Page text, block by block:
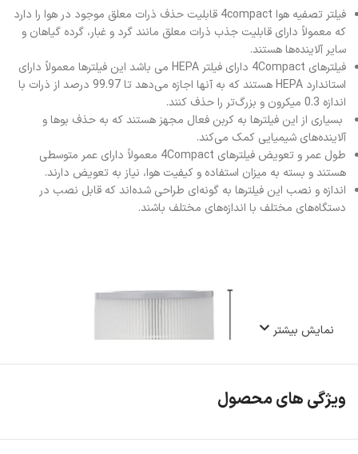
فیلتر تصفیه هوا 4compact قابلیت حذف ذرات معلق موجود در هوا را دارد
که معمولاً دارای قابلیت جذب ذرات معلق مانند گرد و غبار، گرده گیاهان و
سایر آلاینده‌ها هستند.
فیلترهای 4Compact دارای فیلتر HEPA می باشد این فیلترها معمولاً دارای
استاندارد HEPA هستند که به آنها اجازه می‌دهد تا 99.97 درصد از ذرات با
اندازه 0.3 میکرون و بزرگ‌تر را حذف کنند.
بسیاری از این فیلترها به کربن فعال مجهز هستند که به حذف بوها و
آلاینده‌های شیمیایی کمک می‌کند.
طول عمر و تعویض فیلترهای 4Compact معمولاً دارای عمر متوسطی
هستند و بسته به میزان استفاده و کیفیت هوا، نیاز به تعویض دارند.
اندازه و نصب این فیلترها به گونه‌ای طراحی شده‌اند که قابل نصب در
دستگاه‌های مختلف با اندازه‌های مختلف باشند.
نمایش بیشتر
ویژگی های محصول